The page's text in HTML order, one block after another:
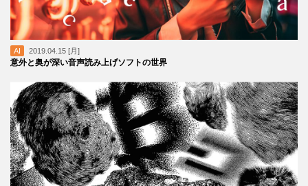
AI 2019.04.15 [月]
意外と奥が深い音声読み上げソフトの世界